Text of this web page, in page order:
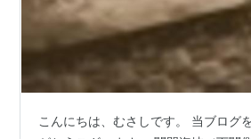
こんにちは、むさしです。 当ブログ